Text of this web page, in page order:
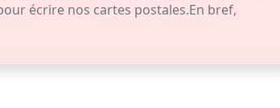
écrire nos cartes postales.En bref,